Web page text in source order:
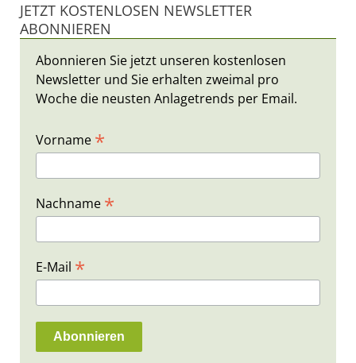
JETZT KOSTENLOSEN NEWSLETTER
ABONNIEREN
Abonnieren Sie jetzt unseren kostenlosen
Newsletter und Sie erhalten zweimal pro
Woche die neusten Anlagetrends per Email.
Vorname *
Nachname *
E-Mail *